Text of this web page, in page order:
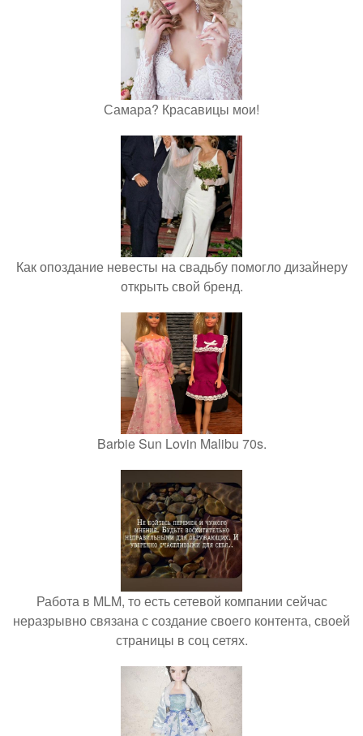
Самара? Красавицы мои!
Как опоздание невесты на свадьбу помогло дизайнеру
открыть свой бренд.
Barbie Sun Lovin Malibu 70s.
Работа в MLM, то есть сетевой компании сейчас
неразрывно связана с создание своего контента, своей
страницы в соц сетях.